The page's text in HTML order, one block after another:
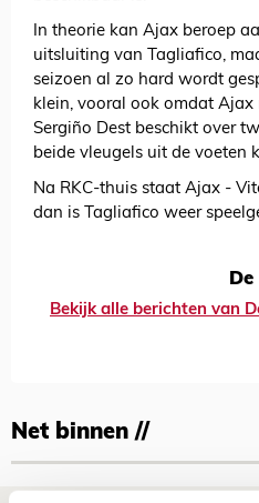
In theorie kan Ajax beroep
uitsluiting van Tagliafico,
seizoen al zo hard wordt
klein, vooral ook omdat Ajax
Sergiño Dest beschikt over
beide vleugels uit de voeten
Na RKC-thuis staat Ajax -
dan is Tagliafico weer
Bekijk alle berichten van
Net binnen //